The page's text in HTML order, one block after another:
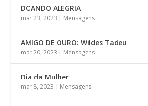
DOANDO ALEGRIA
mar 23, 2023 | Mensagens
AMIGO DE OURO: Wildes Tadeu
mar 20, 2023 | Mensagens
Dia da Mulher
mar 8, 2023 | Mensagens